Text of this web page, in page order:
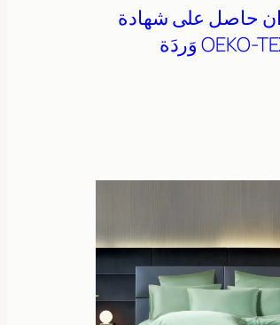
حاصل على شهادة
OEKO- وَردَة